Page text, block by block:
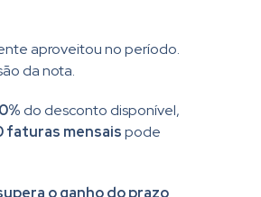
aproveitou no período.
da nota.
do desconto disponível,
faturas mensaispode
o ganho do prazo